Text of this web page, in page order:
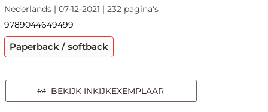
Nederlands | 07-12-2021 | 232 pagina's
9789044649499
Paperback / softback
BEKIJK INKIJKEXEMPLAAR